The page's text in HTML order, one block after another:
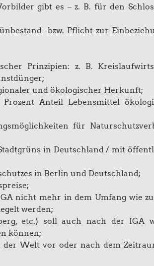
gibt es – z. B. für den
-bzw. Pflicht zur
Prinzipien: z. B.
und ökologischer Herkunft;
Anteil Lebensmittel
für
in Deutschland / mit
in Berlin und Deutschland;
nicht mehr in dem Umfang wie
werden;
etc.) soll auch nach der IGA
können;
Welt vor oder nach dem